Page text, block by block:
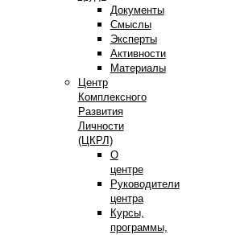
Документы
Смыслы
Эксперты
Активности
Материалы
Центр
Комплексного
Развития
Личности
(ЦКРЛ)
О
центре
Руководители
центра
Курсы,
программы,